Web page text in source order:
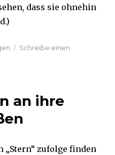
dass sie ohnehin
Schreibe einen
an ihre
„Stern“ zufolge finden